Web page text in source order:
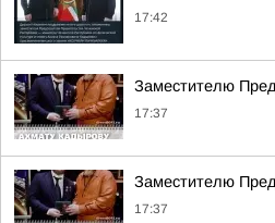
17:42
Заместителю
17:37
Заместителю
17:37